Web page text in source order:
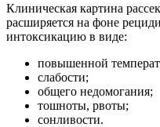
Клиническая картина
расширяется на фоне
интоксикацию в виде:
повышенной
слабости;
общего недомогания;
тошноты, рвоты;
сонливости.